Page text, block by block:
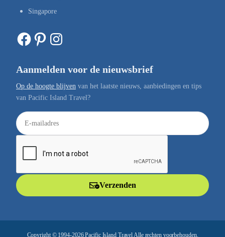
Singapore
Facebook Pinterest Instagram
Aanmelden voor de nieuwsbrief
Op de hoogte blijven van het laatste nieuws, aanbiedingen en tips
van Pacific Island Travel?
E
-
a
Verzenden
Copyright © 1994-2026 Pacific Island Travel Alle rechten voorbehouden.